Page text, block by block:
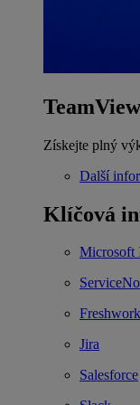
Získejte plný
Další
Klíčová
Microsoft
Jira
Salesforce